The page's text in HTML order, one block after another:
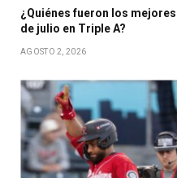
¿Quiénes fueron los
de julio en Triple A?
AGOSTO 2, 2026